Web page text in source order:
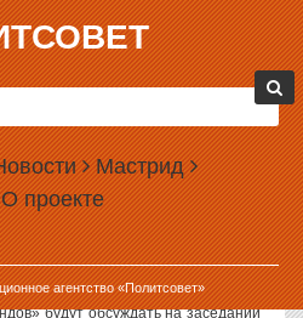
Мастрид
проекте
агентство «Политсовет»
ПРОДВИЖЕНИЕ
обсудят технологии продвижения
числе на примере концепции
презентовали на прошлой
Как выстроить систему
будут обсуждать на заседании